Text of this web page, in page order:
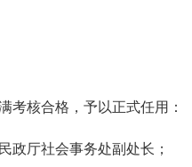
考核合格，予以正式任用：
政厅社会事务处副处长；